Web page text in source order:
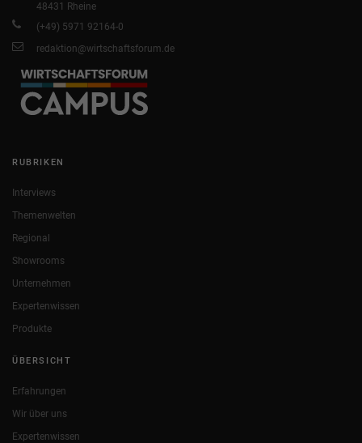
48431 Rheine
(+49) 5971 92164-0
redaktion@wirtschaftsforum.de
RUBRIKEN
Interviews
Themenwelten
Regional
Showrooms
Unternehmen
Expertenwissen
Produkte
ÜBERSICHT
Erfahrungen
Wir über uns
Expertenwissen